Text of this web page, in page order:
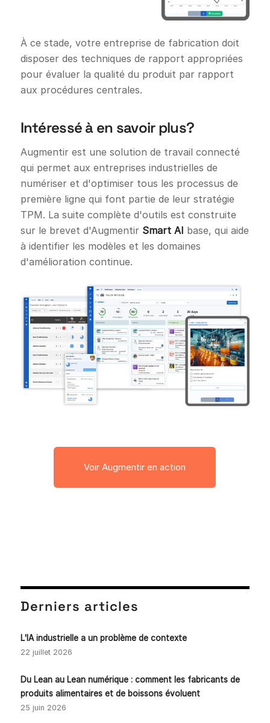
À ce stade, votre entreprise de fabrication doit
disposer des techniques de rapport appropriées
pour évaluer la qualité du produit par rapport
aux procédures centrales.
Intéressé à en savoir plus?
Augmentir est une solution de travail connecté
qui permet aux entreprises industrielles de
numériser et d'optimiser tous les processus de
première ligne qui font partie de leur stratégie
TPM. La suite complète d'outils est construite
sur le brevet d'Augmentir Smart AI base, qui aide
à identifier les modèles et les domaines
d'amélioration continue.
Voir Augmentir en action
Derniers articles
L'IA industrielle a un problème de contexte
22 juillet 2026
Du Lean au Lean numérique : comment les fabricants de
produits alimentaires et de boissons évoluent
25 juin 2026